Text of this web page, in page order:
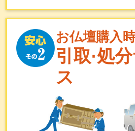
お仏壇購入
引取·処
ス